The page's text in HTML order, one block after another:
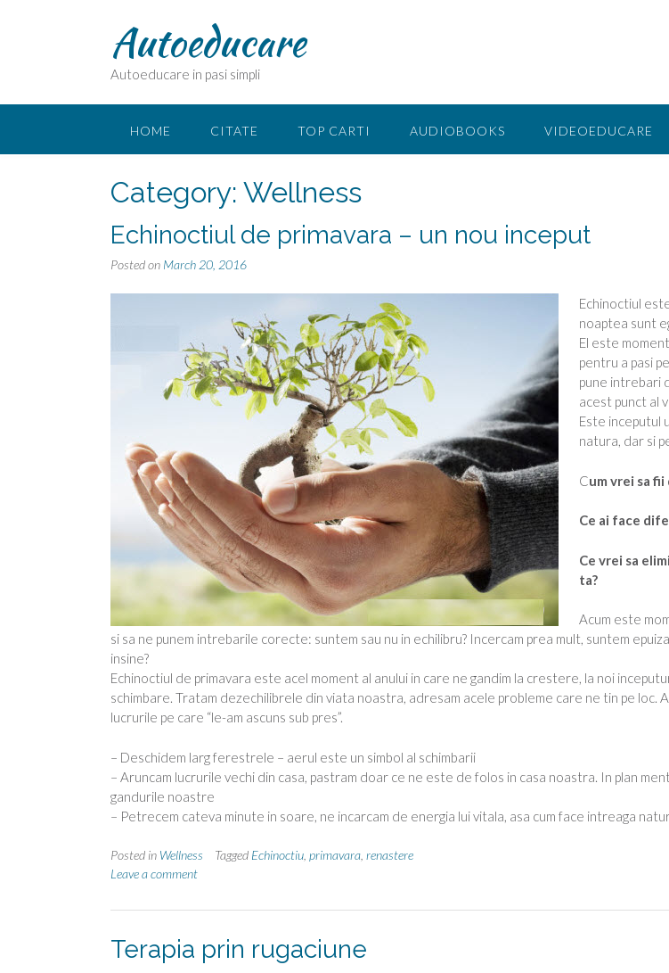
Autoeducare
Autoeducare in pasi simpli
HOME CITATE TOP CARTI AUDIOBOOKS VIDEOEDUCARE
Category: Wellness
Echinoctiul de primavara – un nou inceput
Posted on March 20, 2016
Echinoctiul
noaptea sunt
El este
pentru a pasi
pune intrebari
acest punct al
Este inceputul
natura, dar si
Cum vrei sa fii
Ce ai face
Ce vrei sa
ta?
Acum este
si sa ne punem intrebarile corecte: suntem sau nu in echilibru? Incercam prea mult, suntem
insine?
Echinoctiul de primavara este acel moment al anului in care ne gandim la crestere, la noi
schimbare. Tratam dezechilibrele din viata noastra, adresam acele probleme care ne tin pe loc.
lucrurile pe care “le-am ascuns sub pres”.
– Deschidem larg ferestrele – aerul este un simbol al schimbarii
– Aruncam lucrurile vechi din casa, pastram doar ce ne este de folos in casa noastra. In plan
gandurile noastre
– Petrecem cateva minute in soare, ne incarcam de energia lui vitala, asa cum face intreaga
Posted in Wellness Tagged Echinoctiu primavara renastere
Leave a comment
Terapia prin rugaciune